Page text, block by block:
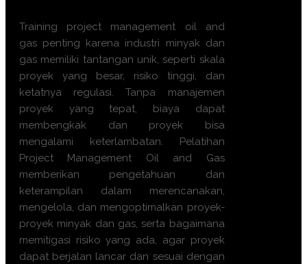
Training project management oil and
gas penting karena industri minyak dan
gas memiliki tantangan unik, seperti skala
proyek yang besar, risiko tinggi, dan
ketatnya regulasi. Tanpa manajemen
proyek yang tepat, biaya dapat
membengkak dan proyek bisa
mengalami keterlambatan. Pelatihan
Project Management Oil and Gas
memberikan pengetahuan dan
keterampilan dalam merencanakan,
mengelola, dan mengoptimalkan proyek-
proyek minyak dan gas, serta bagaimana
memitigasi risiko yang ada, agar proyek
dapat berjalan lancar dan sesuai dengan